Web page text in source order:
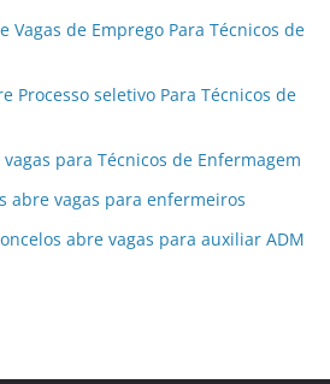
Vagas de Emprego Para Técnicos de
Processo seletivo Para Técnicos de
para Técnicos de Enfermagem
abre vagas para enfermeiros
abre vagas para auxiliar ADM